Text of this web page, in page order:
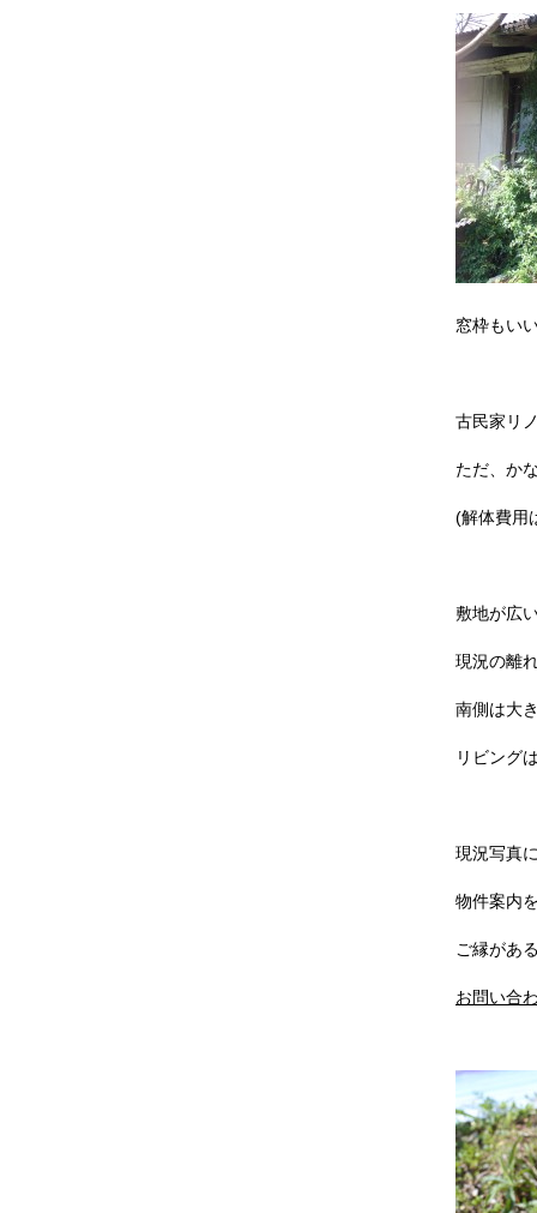
窓枠もい
古民家リ
ただ、か
(解体費用
敷地が広
現況の離
南側は大
リビング
現況写真
物件案内
ご縁があ
お問い合